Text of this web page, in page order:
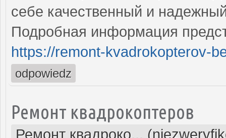
себе качественный и
Подробная информация
https://remont-kvadrokopterov-
odpowiedz
Ремонт квадрокоптеров
Ремонт квадроко...